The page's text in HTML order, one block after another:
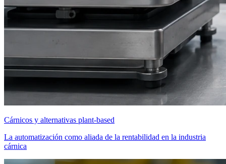
Cárnicos y alternativas plant-based
La automatización como aliada de la rentabilidad en la industria
cárnica